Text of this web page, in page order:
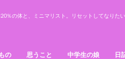
の体と、ミニマリスト。リセットしてなりたい
の 思うこと 中学生の娘 日